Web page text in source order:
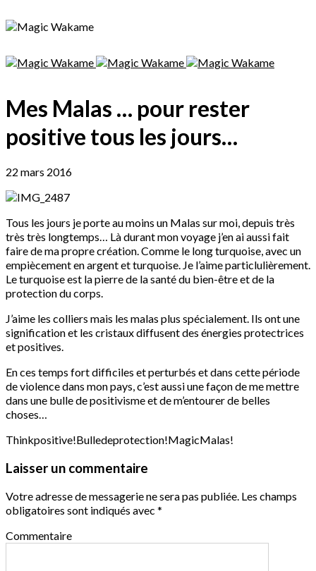
Mes Malas … pour rester
positive tous les jours…
22 mars 2016
Tous les jours je porte au moins un Malas sur moi, depuis très
très très longtemps… Là durant mon voyage j’en ai aussi fait
faire de ma propre création. Comme le long turquoise, avec un
empiècement en argent et turquoise. Je l’aime particlulièrement.
Le turquoise est la pierre de la santé du bien-être et de la
protection du corps.
J’aime les colliers mais les malas plus spécialement. Ils ont une
signification et les cristaux diffusent des énergies protectrices
et positives.
En ces temps fort difficiles et perturbés et dans cette période
de violence dans mon pays, c’est aussi une façon de me mettre
dans une bulle de positivisme et de m’entourer de belles
choses…
Thinkpositive!Bulledeprotection!MagicMalas!
Laisser un commentaire
Votre adresse de messagerie ne sera pas publiée. Les champs
obligatoires sont indiqués avec *
Commentaire